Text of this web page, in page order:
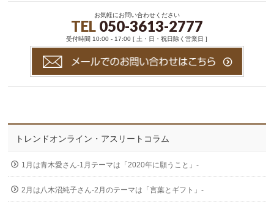
お気軽にお問い合わせください
TEL 050-3613-2777
受付時間 10:00 - 17:00 [ 土・日・祝日除く営業日 ]
トレンドオンライン・アスリートコラム
1月は青木愛さん-1月テーマは「2020年に願うこと」-
2月は八木沼純子さん-2月のテーマは「言葉とギフト」-